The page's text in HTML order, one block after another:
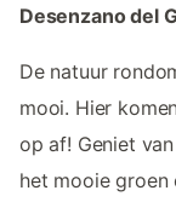
Desenzano del
De natuur
mooi. Hier
op af! Geniet
het mooie groen